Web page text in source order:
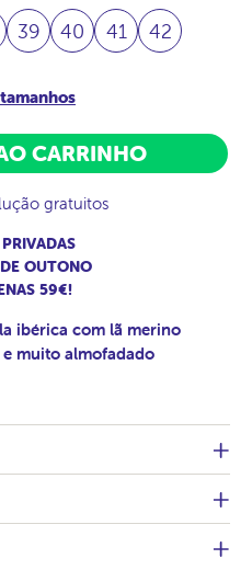
39 40 41 42
CARRINHO
gratuitos
OUTONO
59€!
ibérica com lã merino
e muito almofadado